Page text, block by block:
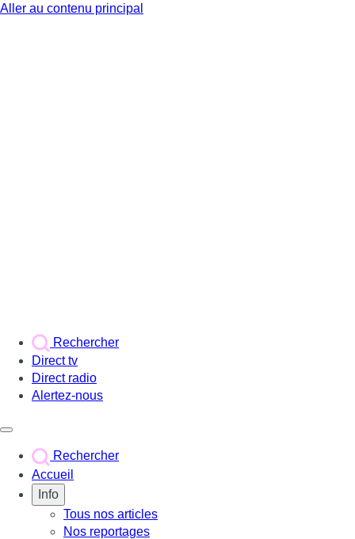
Aller au contenu principal
Rechercher
Direct tv
Direct radio
Alertez-nous
Rechercher
Accueil
Info
Tous nos articles
Nos reportages